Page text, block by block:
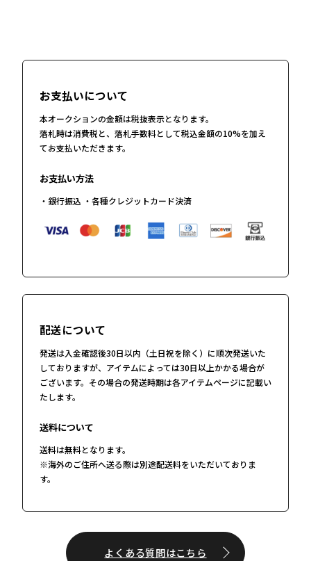
お支払いについて
本オークションの金額は税抜表示となります。
落札時は消費税と、落札手数料として税込金額の10%を加え
てお支払いただきます。
お支払い方法
・銀行振込 ・各種クレジットカード決済
配送について
発送は入金確認後30日以内（土日祝を除く）に順次発送いた
しておりますが、アイテムによっては30日以上かかる場合が
ございます。その場合の発送時期は各アイテムページに記載い
たします。
送料について
送料は無料となります。
※海外のご住所へ送る際は別途配送料をいただいておりま
す。
よくある質問はこちら